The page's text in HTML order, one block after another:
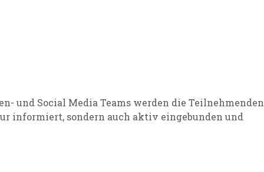
und Social Media Teams werden die Teilnehmenden
informiert, sondern auch aktiv eingebunden und